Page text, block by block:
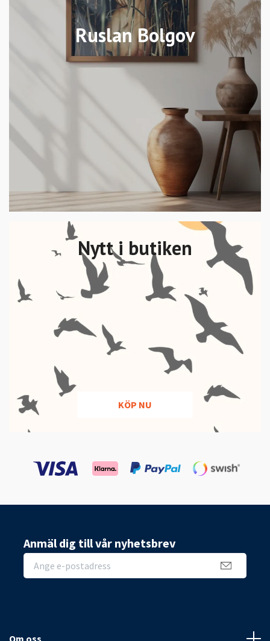
Ruslan Bolgov
Nytt i butiken
KÖP NU
Anmäl dig till vår nyhetsbrev
Om oss